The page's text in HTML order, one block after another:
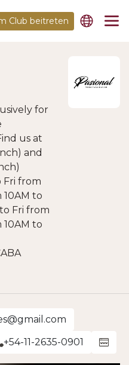
Club beitreten
for
us at
and
Fri from
10AM to
Fri from
10AM to
+54-11-2635-0901